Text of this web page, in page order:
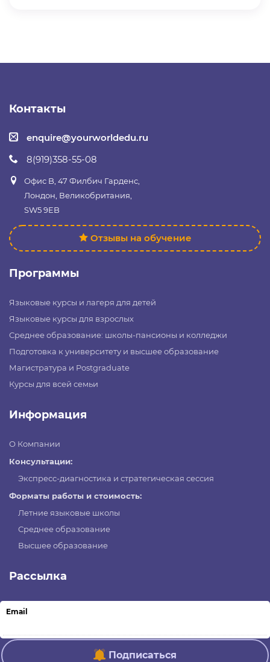
Контакты
enquire@yourworldedu.ru
8(919)358-55-08
Офис B, 47 Филбич Гарденс,
Лондон, Великобритания,
SW5 9EB
Отзывы на обучение
Программы
Языковые курсы и лагеря для детей
Языковые курсы для взрослых
Среднее образование: школы-пансионы и колледжи
Подготовка к университету и высшее образование
Магистратура и Postgraduate
Курсы для всей семьи
Информация
О Компании
Консультации:
Экспресс-диагностика и стратегическая сессия
Форматы работы и стоимость:
Летние языковые школы
Среднее образование
Высшее образование
Рассылка
Email
Подписаться